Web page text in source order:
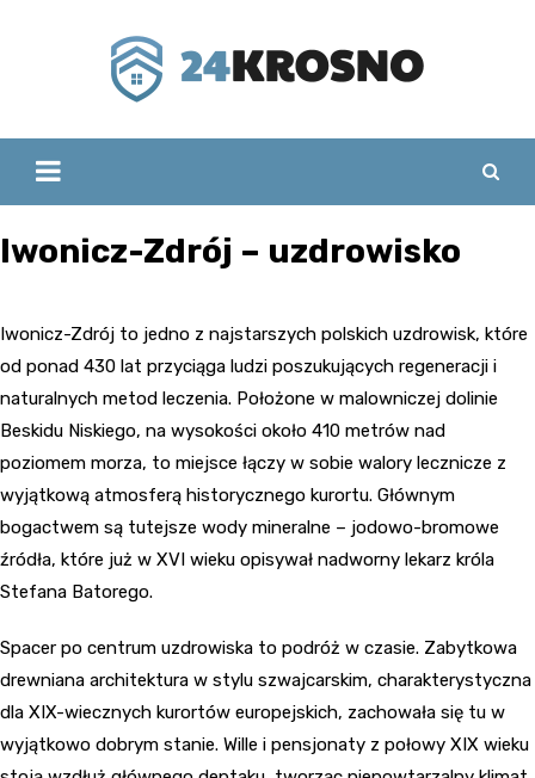
Iwonicz-Zdrój – uzdrowisko
Iwonicz-Zdrój to jedno z najstarszych polskich uzdrowisk, które
od ponad 430 lat przyciąga ludzi poszukujących regeneracji i
naturalnych metod leczenia. Położone w malowniczej dolinie
Beskidu Niskiego, na wysokości około 410 metrów nad
poziomem morza, to miejsce łączy w sobie walory lecznicze z
wyjątkową atmosferą historycznego kurortu. Głównym
bogactwem są tutejsze wody mineralne – jodowo-bromowe
źródła, które już w XVI wieku opisywał nadworny lekarz króla
Stefana Batorego.
Spacer po centrum uzdrowiska to podróż w czasie. Zabytkowa
drewniana architektura w stylu szwajcarskim, charakterystyczna
dla XIX-wiecznych kurortów europejskich, zachowała się tu w
wyjątkowo dobrym stanie. Wille i pensjonaty z połowy XIX wieku